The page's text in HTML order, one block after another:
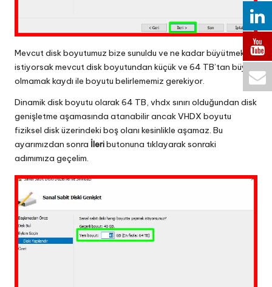
Mevcut disk boyutumuz bize sunuldu ve ne kadar büyütmek
istiyorsak mevcut disk boyutundan küçük ve 64 TB’tan büyük
olmamak kaydı ile boyutu belirlememiz gerekiyor.
Dinamik disk boyutu olarak 64 TB, vhdx sınırı olduğundan disk
genişletme aşamasında atanabilir ancak VHDX boyutu
fiziksel disk üzerindeki boş olanı kesinlikle aşamaz. Bu
ayarımızdan sonra İleributonuna tıklayarak sonraki
adımımıza geçelim.